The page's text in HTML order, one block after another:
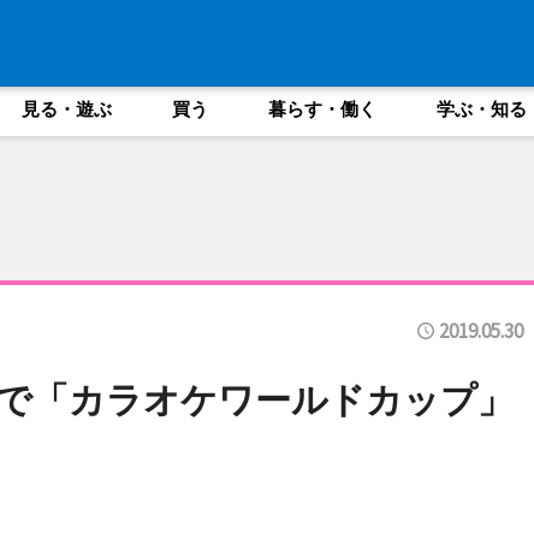
見る・遊ぶ 買う 暮らす・働く 学ぶ・知る
2019.05.30
カラオケワールドカップ」